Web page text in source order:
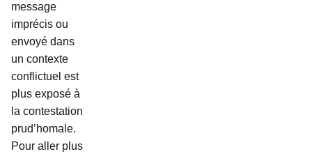
message
imprécis ou
envoyé dans
un contexte
conflictuel est
plus exposé à
la contestation
prud’homale.
Pour aller plus